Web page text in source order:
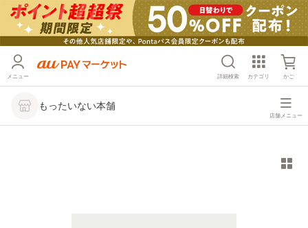
メニュー 詳細検索 カテゴリ かご
もったいない本舗
店舗メニュー